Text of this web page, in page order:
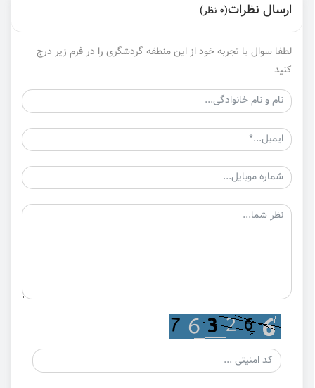
ارسال نظرات(0 نظر)
لطفا سوال یا تجربه خود از این منطقه گردشگری را در فرم زیر درج
کنید